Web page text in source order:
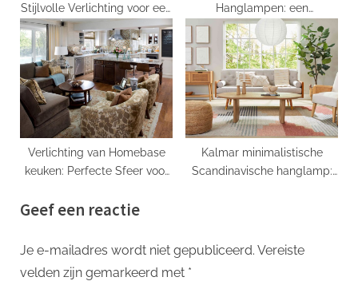
Stijlvolle Verlichting voor een
Modern Interieur
Hanglampen: een
Futuristische Toevoeging aan
uw Interieur
Verlichting van Homebase
keuken: Perfecte Sfeer voor
Kalmar minimalistische
Scandinavische hanglamp:
Geef een reactie
Je e-mailadres wordt niet gepubliceerd. Vereiste
velden zijn gemarkeerd met *